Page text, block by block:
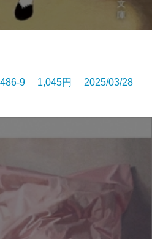
9 1,045円 2025/03/28